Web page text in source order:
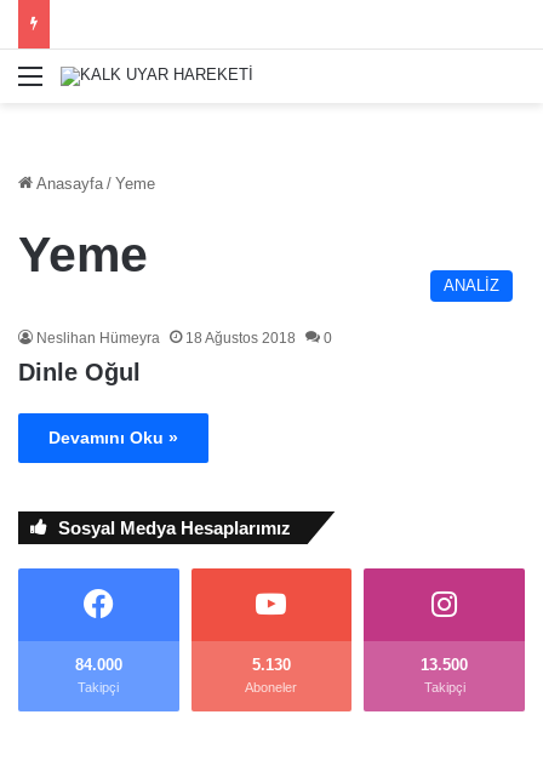
Menü
Anasayfa / Yeme
Yeme
ANALİZ
Neslihan Hümeyra 18 Ağustos 2018 0
Dinle Oğul
Devamını Oku »
Sosyal Medya Hesaplarımız
84.000
Takipçi
5.130
Aboneler
13.500
Takipçi